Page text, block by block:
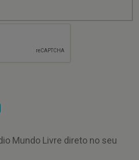
Mundo Livre direto no seu